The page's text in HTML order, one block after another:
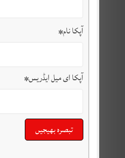
آپکا نام*
آپکا ای میل ایڈریس*